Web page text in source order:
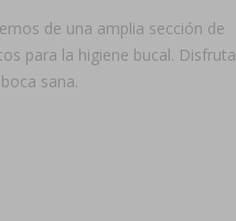
de una amplia sección de
para la higiene bucal. Disfruta
sana.